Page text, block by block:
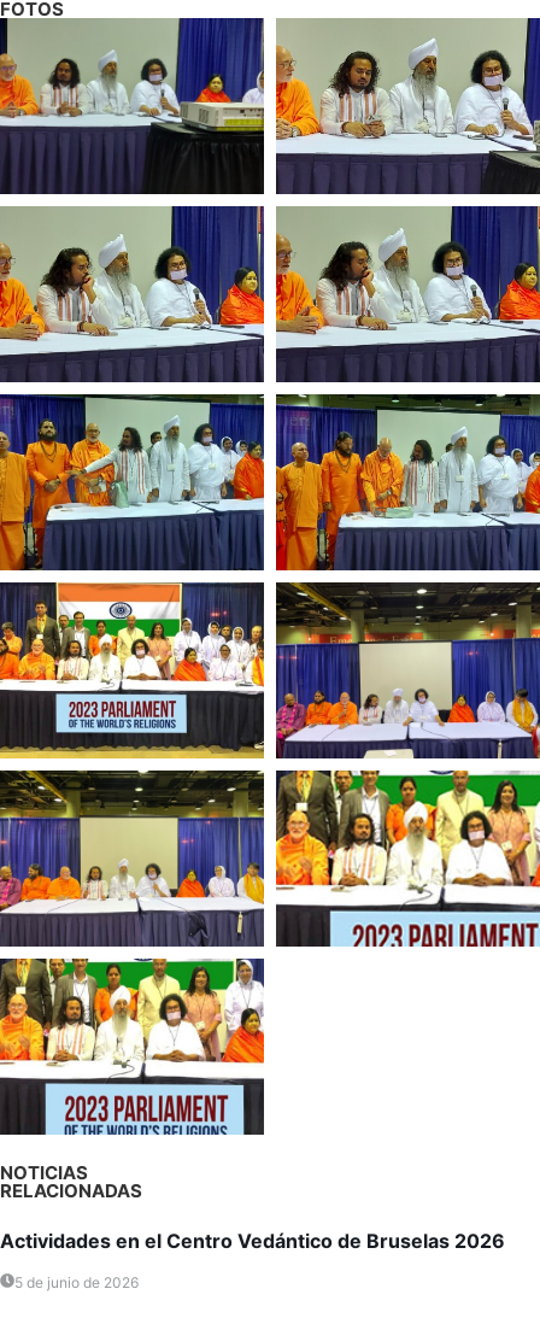
FOTOS
NOTICIAS
RELACIONADAS
Actividades en el Centro Vedántico de Bruselas 2026
5 de junio de 2026